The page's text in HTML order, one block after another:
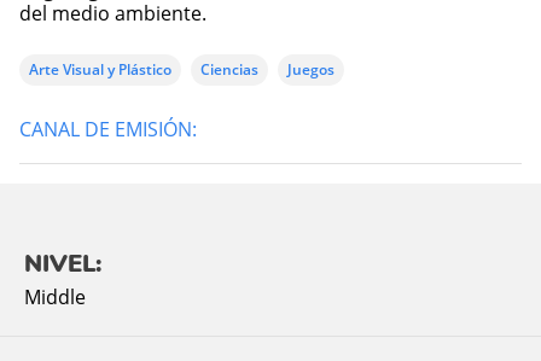
del medio ambiente.
Arte Visual y Plástico Ciencias Juegos
CANAL DE EMISIÓN:
NIVEL:
Middle